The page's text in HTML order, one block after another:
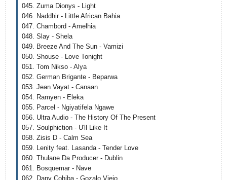
045. Zuma Dionys - Light
046. Naddhir - Little African Bahia
047. Chambord - Amelhia
048. Slay - Shela
049. Breeze And The Sun - Vamizi
050. Shouse - Love Tonight
051. Tom Nikso - Alya
052. German Brigante - Beparwa
053. Jean Vayat - Canaan
054. Ramyen - Eleka
055. Parcel - Ngiyatifela Ngawe
056. Ultra Audio - The History Of The Present
057. Soulphiction - U'll Like It
058. Zisis D - Calm Sea
059. Lenity feat. Lasanda - Tender Love
060. Thulane Da Producer - Dublin
061. Bosquemar - Nave
062. Dany Cohiba - Gozalo Viejo